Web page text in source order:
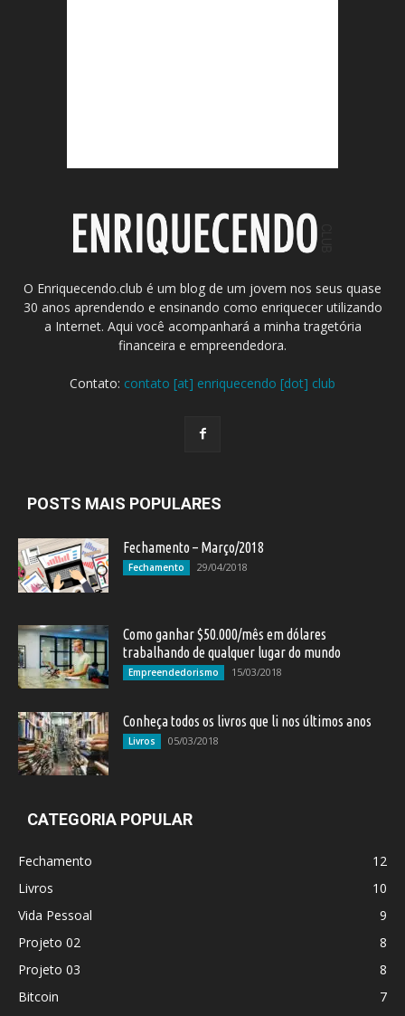
O Enriquecendo.club é um blog de um jovem nos seus quase
30 anos aprendendo e ensinando como enriquecer utilizando
a Internet. Aqui você acompanhará a minha tragetória
financeira e empreendedora.
Contato: contato [at] enriquecendo [dot] club
POSTS MAIS POPULARES
Fechamento – Março/2018
Fechamento 29/04/2018
Como ganhar $50.000/mês em dólares
trabalhando de qualquer lugar do mundo
Empreendedorismo 15/03/2018
Conheça todos os livros que li nos últimos anos
Livros 05/03/2018
CATEGORIA POPULAR
Fechamento
12
Livros
10
Vida Pessoal
9
Projeto 02
8
Projeto 03
8
Bitcoin
7